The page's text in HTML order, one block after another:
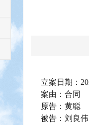
立案日期：
案由：合同
原告：黄聪
被告：刘良伟